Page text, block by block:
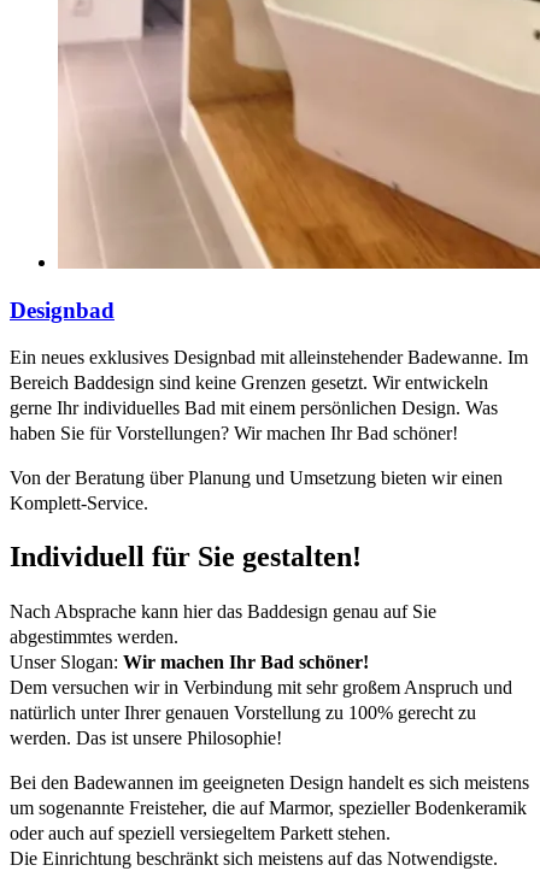
Designbad
Ein neues exklusives Designbad mit alleinstehender Badewanne. Im
Bereich Baddesign sind keine Grenzen gesetzt. Wir entwickeln
gerne Ihr individuelles Bad mit einem persönlichen Design. Was
haben Sie für Vorstellungen? Wir machen Ihr Bad schöner!
Von der Beratung über Planung und Umsetzung bieten wir einen
Komplett-Service.
Individuell für Sie gestalten!
Nach Absprache kann hier das Baddesign genau auf Sie
abgestimmtes werden.
Unser Slogan: Wir machen Ihr Bad schöner!
Dem versuchen wir in Verbindung mit sehr großem Anspruch und
natürlich unter Ihrer genauen Vorstellung zu 100% gerecht zu
werden. Das ist unsere Philosophie!
Bei den Badewannen im geeigneten Design handelt es sich meistens
um sogenannte Freisteher, die auf Marmor, spezieller Bodenkeramik
oder auch auf speziell versiegeltem Parkett stehen.
Die Einrichtung beschränkt sich meistens auf das Notwendigste.